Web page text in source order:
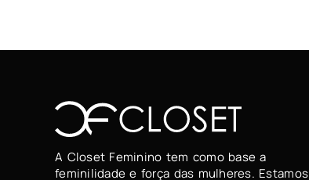
A Closet Feminino tem como base a
feminilidade e força das mulheres. Estamos